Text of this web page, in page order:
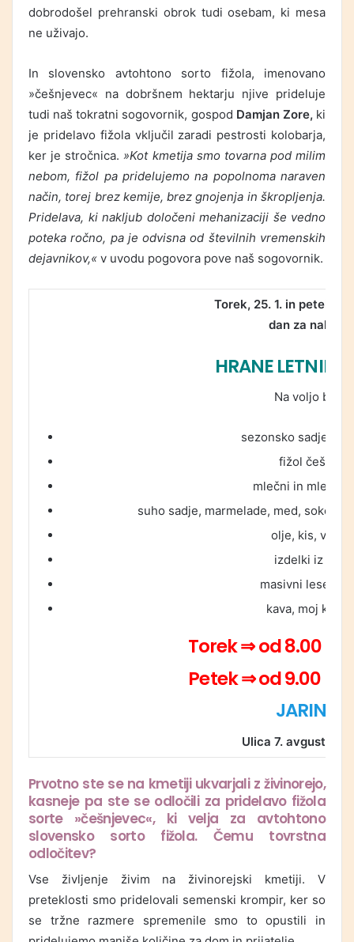
dobrodošel prehranski obrok tudi osebam, ki mesa
ne uživajo.
In slovensko avtohtono sorto fižola, imenovano
»češnjevec« na dobršnem hektarju njive prideluje
tudi naš tokratni sogovornik, gospod Damjan Zore, ki
je pridelavo fižola vključil zaradi pestrosti kolobarja,
ker je stročnica.»Kot kmetija smo tovarna pod milim
nebom, fižol pa pridelujemo na popolnoma naraven
način, torej brez kemije, brez gnojenja in škropljenja.
Pridelava, ki nakljub določeni mehanizaciji še vedno
poteka ročno, pa je odvisna od številnih vremenskih
dejavnikov,« v uvodu pogovora pove naš sogovornik.
Torek, 25. 1. in petek,
dan za nakup
HRANE LETNIH
Na voljo bo:
sezonsko sadje in
fižol
mlečni in mlevski
suho sadje, marmelade, med, sokovi,
olje, kis,
izdelki iz
masivni leseni
kava, moj
Torek ⇒ od 8.00 do
Petek ⇒ od 9.00 do
JARINA
Ulica 7. avgusta 9,
Prvotno ste se na kmetiji ukvarjali z živinorejo,
kasneje pa ste se odločili za pridelavo fižola
sorte »češnjevec«, ki velja za avtohtono
slovensko sorto fižola. Čemu tovrstna
odločitev?
Vse življenje živim na živinorejski kmetiji. V
preteklosti smo pridelovali semenski krompir, ker so
se tržne razmere spremenile smo to opustili in